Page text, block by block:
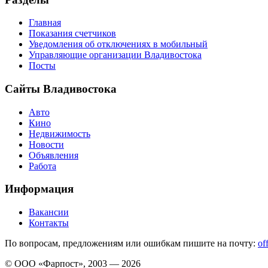
Главная
Показания счетчиков
Уведомления об отключениях в мобильный
Управляющие организации Владивостока
Посты
Сайты Владивостока
Авто
Кино
Недвижимость
Новости
Объявления
Работа
Информация
Вакансии
Контакты
По вопросам, предложениям или ошибкам пишите на почту:
© ООО «Фарпост», 2003 — 2026